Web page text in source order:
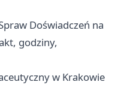
Doświadczeń na
godziny,
w Krakowie